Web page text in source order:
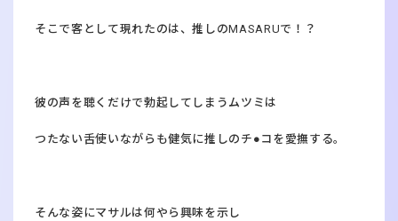
そこで客として現れたのは、推しのMASARUで！？
彼の声を聴くだけで勃起してしまうムツミは
つたない舌使いながらも健気に推しのチ●コを愛撫する。
そんな姿にマサルは何やら興味を示し